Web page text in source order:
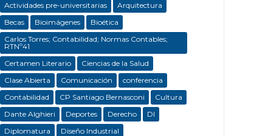
Actividades pre-universitarias
Arquitectura
Becas
Bioimágenes
Bioética
Carlos Torres; Contabilidad; Normas Contables;
RTNº41
Certamen Literario
Ciencias de la Salud
Clase Abierta
Comunicación
conferencia
Contabilidad
CP Santiago Bernasconi
Cultura
Dante Alghieri
Deportes Derecho
DI
Diplomatura
Diseño Industrial